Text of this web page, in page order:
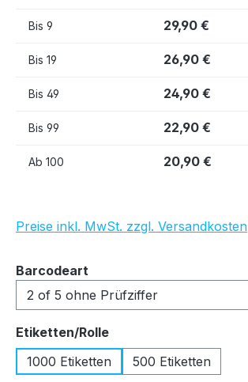
Bis 9 29,90 €
Bis 19 26,90 €
Bis 49 24,90 €
Bis 99 22,90 €
Ab 100 20,90 €
Preise inkl. MwSt. zzgl. Versandkosten
Barcodeart
Etiketten/Rolleauswählen
1000 Etiketten
500 Etiketten